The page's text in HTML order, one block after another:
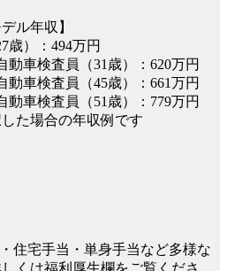
ル年収】
歳）：494万円
動車検査員（31歳）：620万円
動車検査員（45歳）：661万円
動車検査員（51歳）：779万円
た場合の年収例です
住宅手当・単身手当など多様な
くは福利厚生欄をご覧くださ